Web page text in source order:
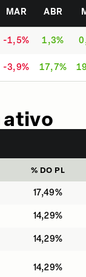
MAR ABR
-1,5% 1,3%
-3,9% 17,7%
ativo
% DO PL
17,49%
14,29%
14,29%
14,29%